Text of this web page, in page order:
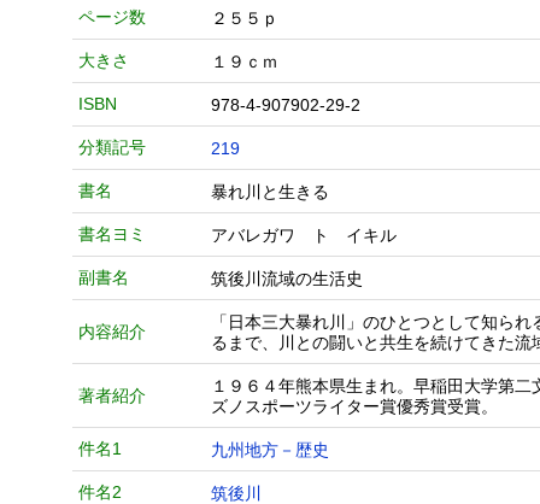
ページ数 ２５５ｐ
大きさ １９ｃｍ
ISBN 978-4-907902-29-2
分類記号 219
書名 暴れ川と生きる
書名ヨミ アバレガワ ト イキル
副書名 筑後川流域の生活史
内容紹介
「日本三大暴れ川」のひとつとして知ら
るまで、川との闘いと共生を続けてきた
著者紹介
１９６４年熊本県生まれ。早稲田大学第
ズノスポーツライター賞優秀賞受賞。
件名1 九州地方－歴史
件名2 筑後川